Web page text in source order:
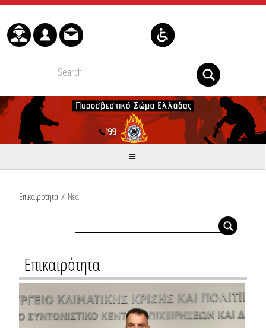
Μετάβαση στο περιεχόμενο
Επικαιρότητα / Νέα
Επικαιρότητα